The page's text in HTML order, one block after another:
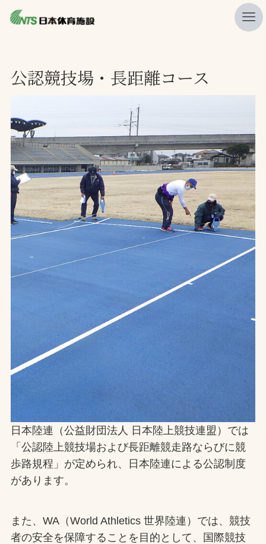
ニュース
レポート
製品・サービス一覧
施工・管理実績一覧
会社概要
採用情報
検索
プライバシーポリシー
ソーシャルメディアポリシー
文字の見えづらさや操作にお困りの方へ
公認競技場・長距離コース
日本陸連（公益財団法人 日本陸上競技連盟）では
「公認陸上競技場および長距離競走路ならびに競
歩路規程」が定められ、日本陸連による公認制度
があります。
また、WA（World Athletics 世界陸連）では、競技
者の安全を保障することを目的として、国際競技